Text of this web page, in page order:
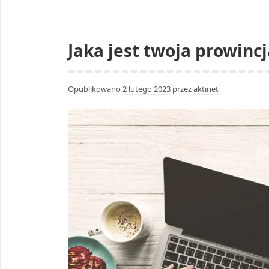
Jaka jest twoja
Opublikowano 2 lutego 2023 przezaktinet